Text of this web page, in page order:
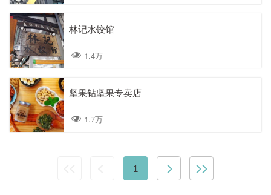
林记水饺馆
1.4万
坚果钻坚果专卖店
1.7万
1